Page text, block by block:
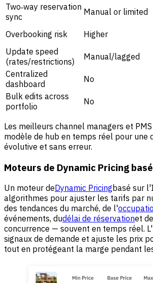
Two‑way reservation
sync
Manual or limited
Overbooking risk
Higher
Update speed
(rates/restrictions)
Manual/lagged
Centralized
dashboard
No
Bulk edits across
portfolio
No
Les meilleurs channel managers et
modèle de hub en temps réel pour une
évolutive et sans erreur.
Moteurs de Dynamic Pricing
Un moteur deDynamic Pricing basé sur
algorithmes pour ajuster les tarifs par
des tendances du marché, de l'
événements, dudélai de réservationet
concurrence — souvent en temps réel.
signaux de demande et ajuste les prix
tout en protégeant la marge pendant